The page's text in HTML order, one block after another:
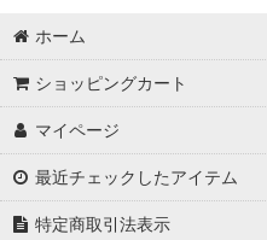
ホーム
ショッピングカート
マイページ
最近チェックしたアイテム
特定商取引法表示